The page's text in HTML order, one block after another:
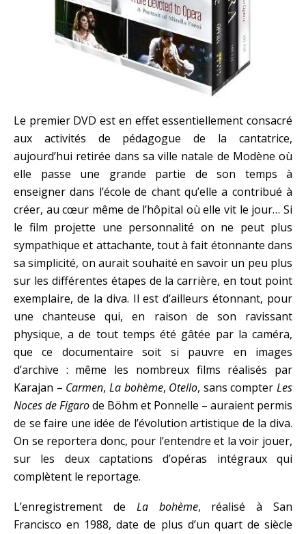
Le premier DVD est en effet essentiellement consacré
aux activités de pédagogue de la cantatrice,
aujourd’hui retirée dans sa ville natale de Modène où
elle passe une grande partie de son temps à
enseigner dans l’école de chant qu’elle a contribué à
créer, au cœur même de l’hôpital où elle vit le jour… Si
le film projette une personnalité on ne peut plus
sympathique et attachante, tout à fait étonnante dans
sa simplicité, on aurait souhaité en savoir un peu plus
sur les différentes étapes de la carrière, en tout point
exemplaire, de la diva. Il est d’ailleurs étonnant, pour
une chanteuse qui, en raison de son ravissant
physique, a de tout temps été gâtée par la caméra,
que ce documentaire soit si pauvre en images
d’archive : même les nombreux films réalisés par
Karajan – Carmen, La bohème, Otello, sans compter Les
Noces de Figarode Böhm et Ponnelle – auraient permis
de se faire une idée de l’évolution artistique de la diva.
On se reportera donc, pour l’entendre et la voir jouer,
sur les deux captations d’opéras intégraux qui
complètent le reportage.
L’enregistrement de La bohème, réalisé à San
Francisco en 1988, date de plus d’un quart de siècle